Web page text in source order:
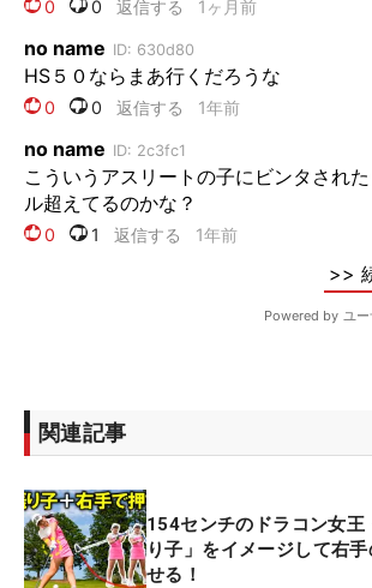
関連記事
154センチのドラコン女王
り子」をイメージして右
せる！